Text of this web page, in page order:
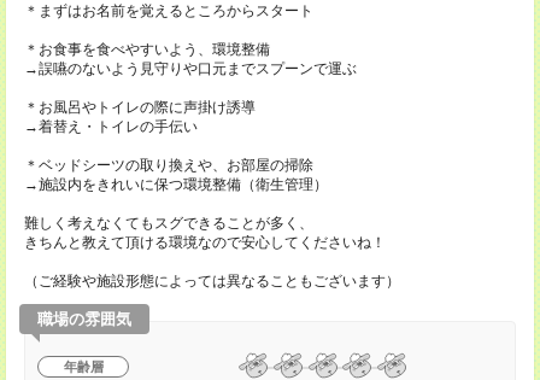
＊まずはお名前を覚えるところからスタート
＊お食事を食べやすいよう、環境整備
→誤嚥のないよう見守りや口元までスプーンで運ぶ
＊お風呂やトイレの際に声掛け誘導
→着替え・トイレの手伝い
＊ベッドシーツの取り換えや、お部屋の掃除
→施設内をきれいに保つ環境整備（衛生管理）
難しく考えなくてもスグできることが多く、
きちんと教えて頂ける環境なので安心してくださいね！
（ご経験や施設形態によっては異なることもございます）
職場の雰囲気
年齢層